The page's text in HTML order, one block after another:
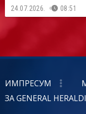
24.07.2026. 08:51
ИМПРЕСУМ
ЗА GENERAL